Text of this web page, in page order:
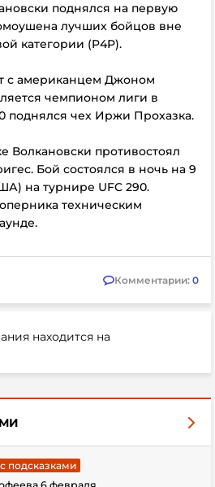
поднялся на первую
лучших бойцов вне
категории (P4P).
с американцем Джоном
чемпионом лиги в
поднялся чех Иржи Прохазка.
Волкановски противостоял
Бой состоялся в ночь на 9
на турнире UFC 290.
техническим
Комментарии: 0
находится на
подсказками